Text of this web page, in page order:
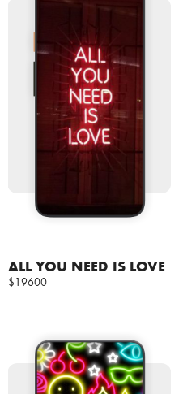
ALL YOU NEED IS LOVE
$19600